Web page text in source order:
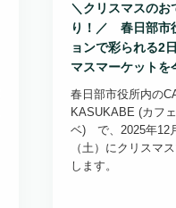
＼クリスマスのお
り！／ 春日部市
ョンで彩られる2
マスマーケットを
春日部市役所内の
KASUKABE (カフ
ベ) で、2025年12
（土）にクリスマ
します。